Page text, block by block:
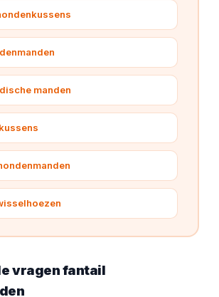
manden
vragen fantail